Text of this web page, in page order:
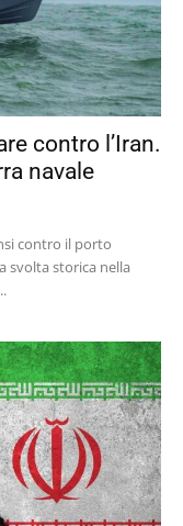
contro l’Iran.
navale
contro il porto
svolta storica nella